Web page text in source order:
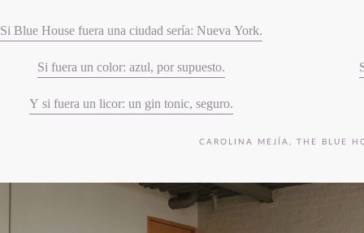
Si Blue House fuera una ciudad sería: Nueva York.
Si fuera un color: azul, por supuesto.
Y si fuera un licor: un gin tonic, seguro.
CAROLINA MEJÍA, THE BLUE